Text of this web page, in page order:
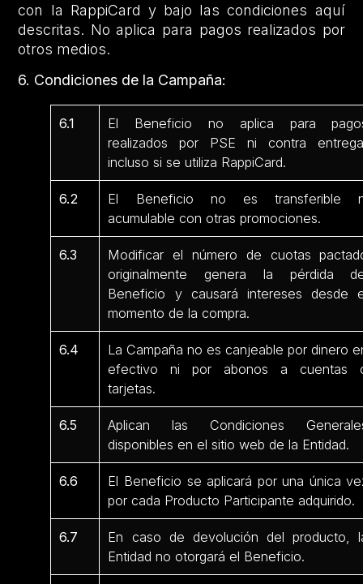
con la RappiCard y bajo las condiciones aquí
descritas. No aplica para pagos realizados por
otros medios.
6. Condiciones de la Campaña:
6.1
El Beneficio no aplica para
realizados por PSE ni contra
incluso si se utiliza RappiCard.
6.2
El Beneficio no es transferible
acumulable con otras promociones.
6.3
Modificar el número de cuotas
originalmente genera la pérdida
Beneficio y causará intereses desde
momento de la compra.
6.4
La Campaña no es canjeable por dinero
efectivo ni por abonos a cuentas
tarjetas.
6.5
Aplican las Condiciones
disponibles en el sitio web de la Entidad.
6.6
El Beneficio se aplicará por una única
por cada Producto Participante adquirido.
6.7
En caso de devolución del producto,
Entidad no otorgará el Beneficio.